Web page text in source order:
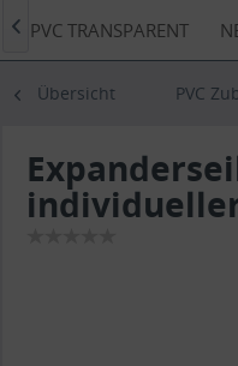
PVC TRANSPARENT

Übersicht PVC